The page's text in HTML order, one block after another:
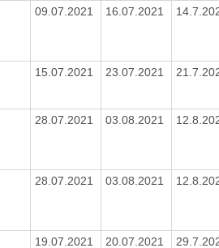
09.07.2021 16.07.2021
15.07.2021 23.07.2021
28.07.2021 03.08.2021
28.07.2021 03.08.2021
19.07.2021 20.07.2021